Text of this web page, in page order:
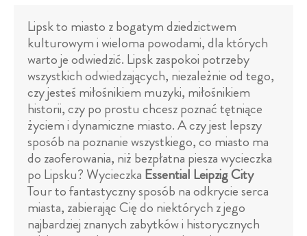
Lipsk to miasto z bogatym dziedzictwem
kulturowym i wieloma powodami, dla których
warto je odwiedzić. Lipsk zaspokoi potrzeby
wszystkich odwiedzających, niezależnie od tego,
czy jesteś miłośnikiem muzyki, miłośnikiem
historii, czy po prostu chcesz poznać tętniące
życiem i dynamiczne miasto. A czy jest lepszy
sposób na poznanie wszystkiego, co miasto ma
do zaoferowania, niż bezpłatna piesza wycieczka
po Lipsku? Wycieczka Essential Leipzig City
Tour to fantastyczny sposób na odkrycie serca
miasta, zabierając Cię do niektórych z jego
najbardziej znanych zabytków i historycznych